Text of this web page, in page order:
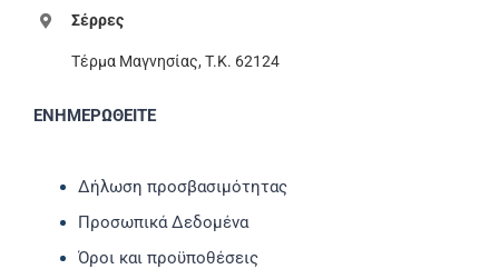
Σέρρες
Τέρμα Μαγνησίας, T.K. 62124
ΕΝΗΜΕΡΩΘΕΙΤΕ
Δήλωση προσβασιμότητας
Προσωπικά Δεδομένα
Όροι και προϋποθέσεις